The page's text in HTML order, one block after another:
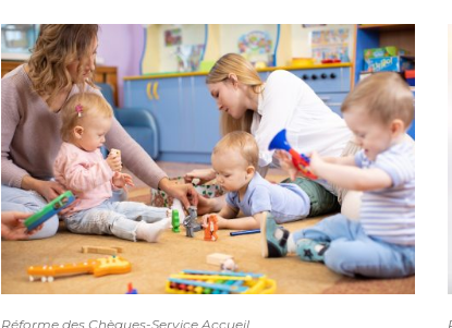
Réforme des Chèques-Service Accueil